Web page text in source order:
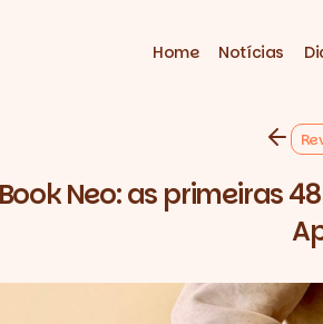
Home Notícias
Neo: as primeiras